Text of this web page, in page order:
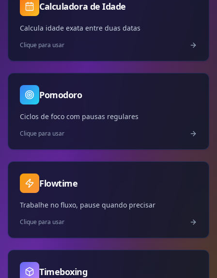
Calculadora de Idade
Calcula idade exata entre duas datas
Clique para usar
Pomodoro
Ciclos de foco com pausas regulares
Clique para usar
Flowtime
Trabalhe no fluxo, pause quando precisar
Clique para usar
Timeboxing